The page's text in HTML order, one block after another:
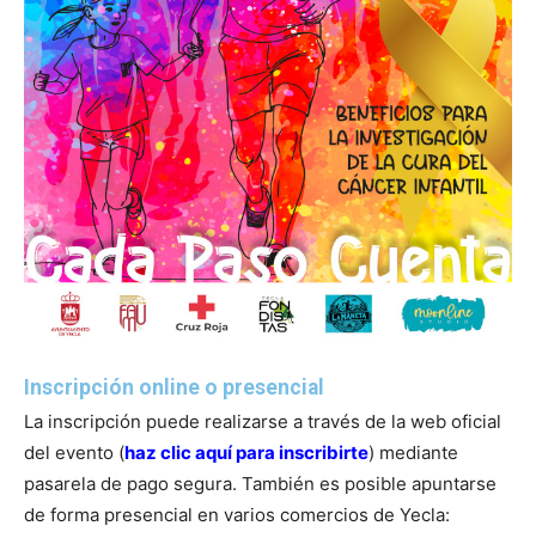
Inscripción online o presencial
La inscripción puede realizarse a través de la web oficial
del evento (haz clic aquí para inscribirte) mediante
pasarela de pago segura. También es posible apuntarse
de forma presencial en varios comercios de Yecla: